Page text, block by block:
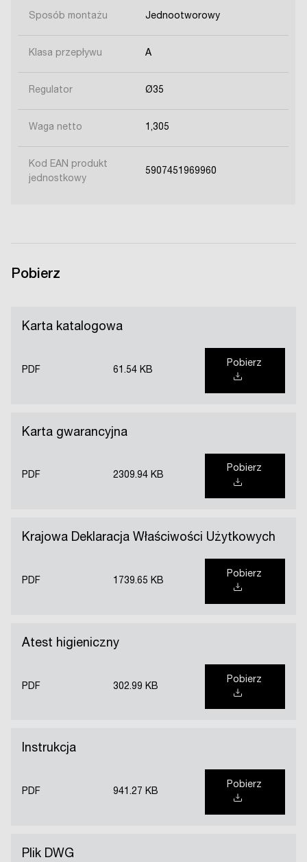
Sposób montażu Jednootworowy
Klasa przepływu A
Regulator Ø35
Waga netto 1,305
Kod EAN produkt
jednostkowy
5907451969960
Pobierz
Karta katalogowa
PDF 61.54 KB
Pobierz
Karta gwarancyjna
PDF 2309.94 KB
Pobierz
Krajowa Deklaracja Właściwości Użytkowych
PDF 1739.65 KB
Pobierz
Atest higieniczny
PDF 302.99 KB
Pobierz
Instrukcja
PDF 941.27 KB
Pobierz
Plik DWG